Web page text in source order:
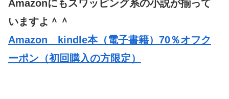
Amazonにもスワッピング系の小説が揃って
いますよ＾＾
Amazon kindle本（電子書籍）70％オフク
ーポン（初回購入の方限定）